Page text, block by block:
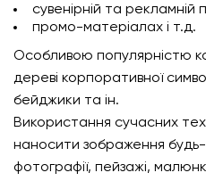
сувенірній та рекламній
промо-матеріалах і т.д.
Особливою популярністю
дереві корпоративної
бейджики та ін.
Використання сучасних
наносити зображення будь-
фотографії, пейзажі,